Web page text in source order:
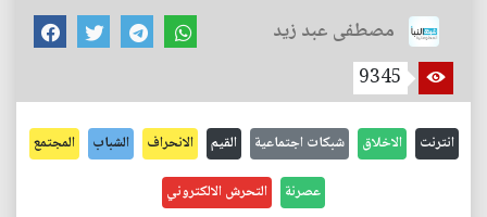
مصطفى عبد زيد
9345
انترنت الاخلاق شبكات اجتماعية القيم الانحراف الشباب المجتمع
عصرنة التحرش الالكتروني